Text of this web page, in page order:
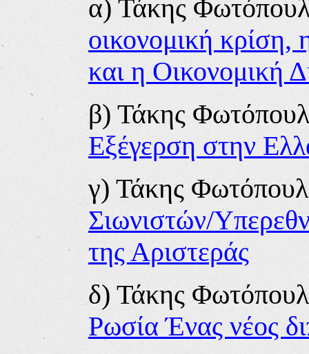
α) Τάκης
οικονομική κρίση,
και η Οικονομική
β) Τάκης
Εξέγερση στην
γ) Τάκης
Σιωνιστών/
της Αριστεράς
δ) Τάκης
Ρωσία Ένας νέος